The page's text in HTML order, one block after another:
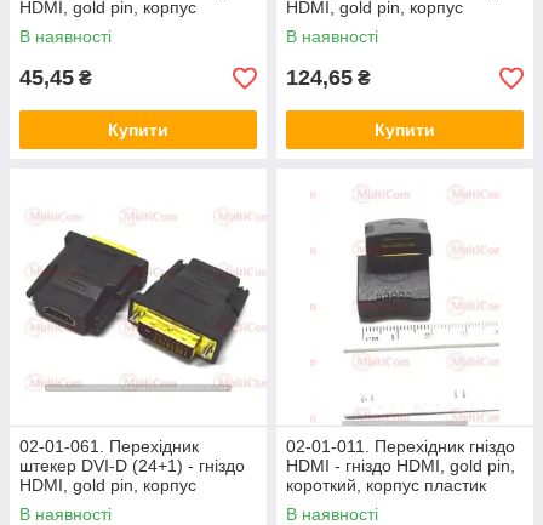
HDMI, gold pin, корпус
пластик
В наявності
45,45 ₴
Купити
HDMI, gold pin, корпус
пластик в блистере
В наявності
124,65 ₴
Купити
02-01-061. Перехідник
штекер DVI-D (24+1) - гніздо
HDMI, gold pin, корпус
пластик
В наявності
02-01-011. Перехідник гніздо
HDMI - гніздо HDMI, gold pin,
короткий, корпус пластик
В наявності